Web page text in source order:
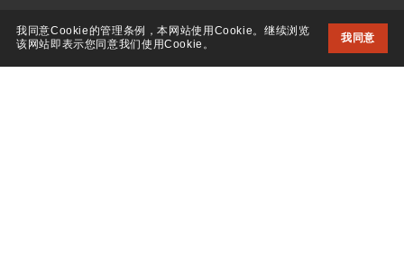
我同意Cookie的管理条例，本网站使用Cookie。继续浏览
该网站即表示您同意我们使用Cookie。
我同意